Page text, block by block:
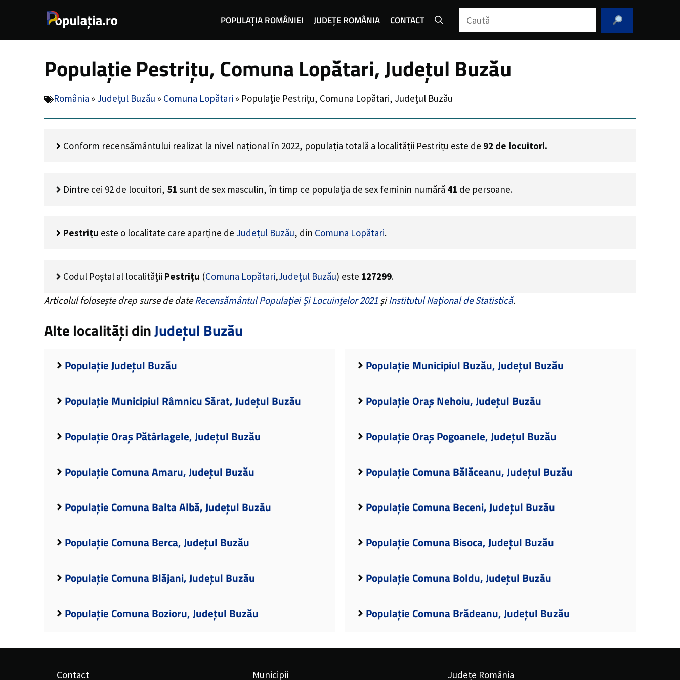
POPULAȚIA ROMÂNIEI JUDEȚE ROMÂNIA CONTACT Caută
Populație Pestrițu, Comuna Lopătari, Județul Buzău
România » Județul Buzău » Comuna Lopătari » Populație Pestrițu, Comuna Lopătari, Județul Buzău
Conform recensământului realizat la nivel național în 2022, populația totală a localității Pestrițu este de 92 de locuitori.
Dintre cei 92 de locuitori, 51 sunt de sex masculin, în timp ce populația de sex feminin numără 41 de persoane.
Pestrițu este o localitate care aparține de Județul Buzău, din Comuna Lopătari.
Codul Poștal al localității Pestrițu (Comuna Lopătari,Județul Buzău) este 127299.
Articolul folosește drep surse de dateRecensământul Populației Și Locuințelor 2021 șiInstitutul Național de Statistică.
Alte localități dinJudețul Buzău
Populație Județul Buzău Populație Municipiul Buzău, Județul Buzău
Populație Municipiul Râmnicu Sărat, Județul Buzău Populație Oraș Nehoiu, Județul Buzău
Populație Oraș Pătârlagele, Județul Buzău Populație Oraș Pogoanele, Județul Buzău
Populație Comuna Amaru, Județul Buzău Populație Comuna Bălăceanu, Județul Buzău
Populație Comuna Balta Albă, Județul Buzău Populație Comuna Beceni, Județul Buzău
Populație Comuna Berca, Județul Buzău Populație Comuna Bisoca, Județul Buzău
Populație Comuna Blăjani, Județul Buzău Populație Comuna Boldu, Județul Buzău
Populație Comuna Bozioru, Județul Buzău Populație Comuna Brădeanu, Județul Buzău
Contact Municipii Județe România